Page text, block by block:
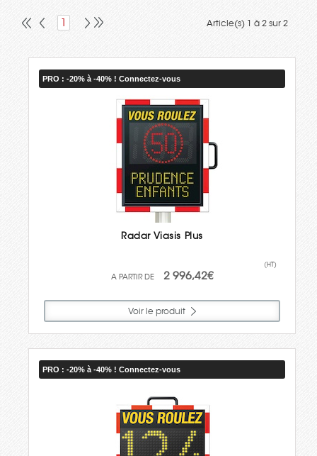
1 Article(s) 1 à 2 sur 2
PRO : -20% à -40% ! Connectez-vous
Radar Viasis Plus
2 996,42€
(HT)
Voir le produit
PRO : -20% à -40% ! Connectez-vous